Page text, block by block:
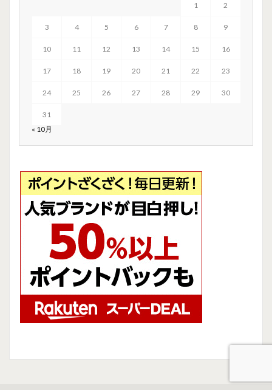
1 2
3 4 5 6 7 8 9
10 11 12 13 14 15 16
17 18 19 20 21 22 23
24 25 26 27 28 29 30
31
« 10月